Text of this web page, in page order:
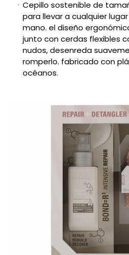
Cepillo sostenible de
para llevar a cualquier
mano. el diseño
junto con cerdas flexibles
nudos, desenreda
romperlo. fabricado con
océanos.